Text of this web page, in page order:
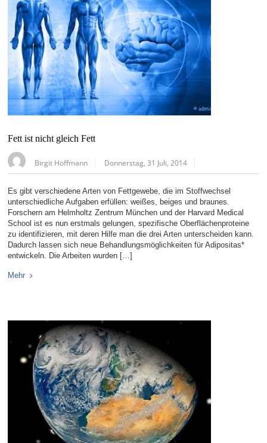
Fett ist nicht gleich Fett
Birgit Hoffmann Donnerstag, 31 Juli, 2014
Es gibt verschiedene Arten von Fettgewebe, die im Stoffwechsel
unterschiedliche Aufgaben erfüllen: weißes, beiges und braunes.
Forschern am Helmholtz Zentrum München und der Harvard Medical
School ist es nun erstmals gelungen, spezifische Oberflächenproteine
zu identifizieren, mit deren Hilfe man die drei Arten unterscheiden kann.
Dadurch lassen sich neue Behandlungsmöglichkeiten für Adipositas*
entwickeln. Die Arbeiten wurden […]
Mehr